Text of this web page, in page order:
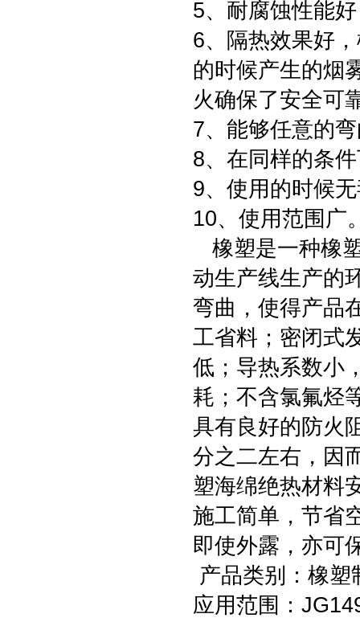
5、耐腐蚀性能
6、隔热效果好
的时候产生的烟
火确保了安全可
7、能够任意的
8、在同样的条
9、使用的时候
10、使用范围广
橡塑是一种橡
动生产线生产的
弯曲，使得产品
工省料；密闭式
低；导热系数小
耗；不含氯氟烃
具有良好的防火
分之二左右，因
塑海绵绝热材料
施工简单，节省
即使外露，亦可
产品类别：橡
应用范围：